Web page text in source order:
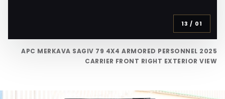
01
/
13
2025 APC MERKAVA SAGIV 79 4X4 ARMORED PERSONNEL
CARRIER FRONT RIGHT EXTERIOR VIEW